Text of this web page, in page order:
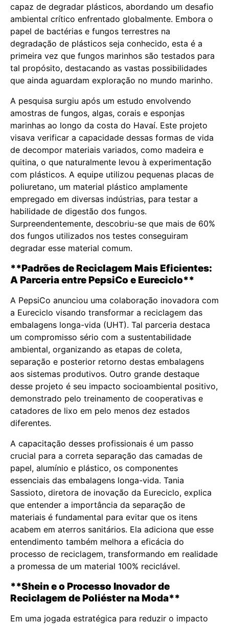
capaz de degradar plásticos, abordando um desafio
ambiental crítico enfrentado globalmente. Embora o
papel de bactérias e fungos terrestres na
degradação de plásticos seja conhecido, esta é a
primeira vez que fungos marinhos são testados para
tal propósito, destacando as vastas possibilidades
que ainda aguardam exploração no mundo marinho.
A pesquisa surgiu após um estudo envolvendo
amostras de fungos, algas, corais e esponjas
marinhas ao longo da costa do Havaí. Este projeto
visava verificar a capacidade dessas formas de vida
de decompor materiais variados, como madeira e
quitina, o que naturalmente levou à experimentação
com plásticos. A equipe utilizou pequenas placas de
poliuretano, um material plástico amplamente
empregado em diversas indústrias, para testar a
habilidade de digestão dos fungos.
Surpreendentemente, descobriu-se que mais de 60%
dos fungos utilizados nos testes conseguiram
degradar esse material comum.
**Padrões de Reciclagem Mais Eficientes:
A Parceria entre PepsiCo e Eureciclo**
A PepsiCo anunciou uma colaboração inovadora com
a Eureciclo visando transformar a reciclagem das
embalagens longa-vida (UHT). Tal parceria destaca
um compromisso sério com a sustentabilidade
ambiental, organizando as etapas de coleta,
separação e posterior retorno destas embalagens
aos sistemas produtivos. Outro grande destaque
desse projeto é seu impacto socioambiental positivo,
demonstrado pelo treinamento de cooperativas e
catadores de lixo em pelo menos dez estados
diferentes.
A capacitação desses profissionais é um passo
crucial para a correta separação das camadas de
papel, alumínio e plástico, os componentes
essenciais das embalagens longa-vida. Tania
Sassioto, diretora de inovação da Eureciclo, explica
que entender a importância da separação de
materiais é fundamental para evitar que os itens
acabem em aterros sanitários. Ela adiciona que esse
entendimento também melhora a eficácia do
processo de reciclagem, transformando em realidade
a promessa de um material 100% reciclável.
**Shein e o Processo Inovador de
Reciclagem de Poliéster na Moda**
Em uma jogada estratégica para reduzir o impacto